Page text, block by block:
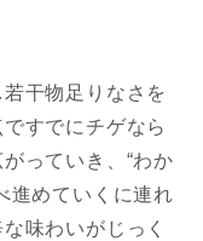
干物足りなさを
すでにチゲなら
っていき、“わか
進めていくに連れ
味わいがじっく